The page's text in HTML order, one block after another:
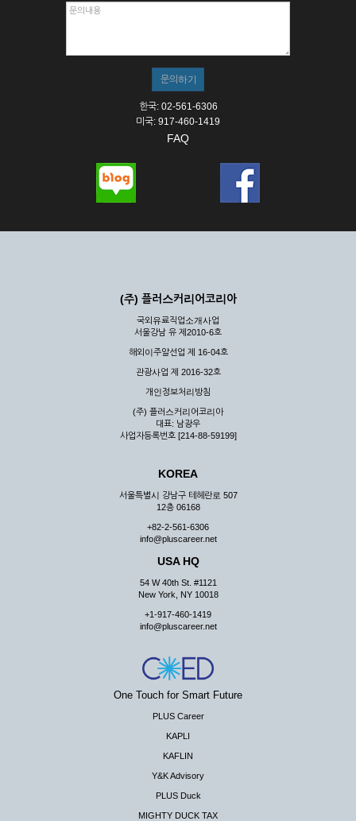
한국: 02-561-6306
미국: 917-460-1419
FAQ
(주) 플러스커리어코리아
국외유료직업소개사업
서울강남 유 제2010-6호
해외이주알선업 제 16-04호
관광사업 제 2016-32호
개인정보처리방침
(주) 플러스커리어코리아
대표: 남광우
사업자등록번호 [214-88-59199]
KOREA
서울특별시 강남구 테헤란로 507
12층 06168
+82-2-561-6306
info@pluscareer.net
USA HQ
54 W 40th St. #1121
New York, NY 10018
+1-917-460-1419
info@pluscareer.net
One Touch for Smart Future
PLUS Career
KAPLI
KAFLIN
Y&K Advisory
PLUS Duck
MIGHTY DUCK TAX